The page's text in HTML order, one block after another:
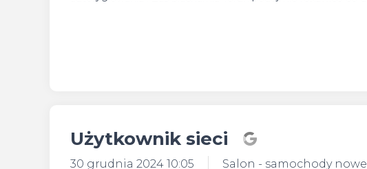
Użytkownik sieci
30 grudnia 2024 10:05 Salon - samochody nowe